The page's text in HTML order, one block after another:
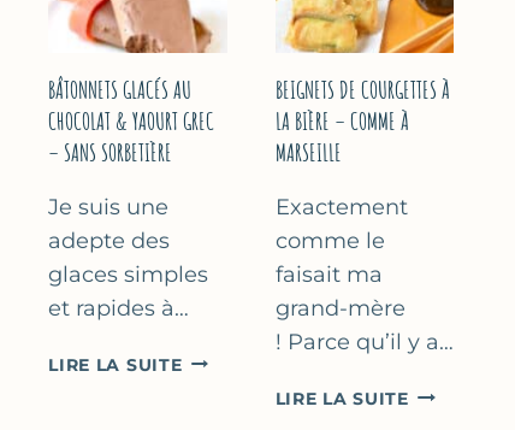
&
BASILIC
BÂTONNETS GLACÉS AU
CHOCOLAT & YAOURT GREC
– SANS SORBETIÈRE
Je suis une
adepte des
glaces simples
et rapides à…
LIRE LA SUITEBÂTONNETS
BEIGNETS DE COURGETTES À
LA BIÈRE – COMME À
MARSEILLE
Exactement
comme le
faisait ma
grand-mère
! Parce qu’il y a…
LIRE LA SUITEBEIGNETS